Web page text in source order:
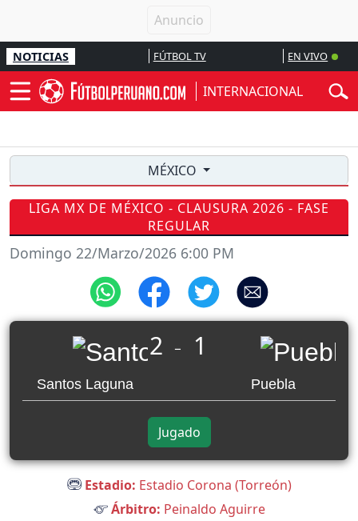
NOTICIAS FÚTBOL TV EN VIVO
INTERNACIONAL
MÉXICO
LIGA MX DE MÉXICO - CLAUSURA 2026 - FASE
REGULAR
Domingo 22/Marzo/2026 6:00 PM
Santos Laguna
2 _ 1
Puebla
Jugado
Estadio: Estadio Corona (Torreón)
Árbitro: Peinaldo Aguirre